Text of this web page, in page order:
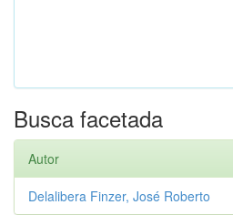
Busca facetada
Autor
Delalibera Finzer, José Roberto